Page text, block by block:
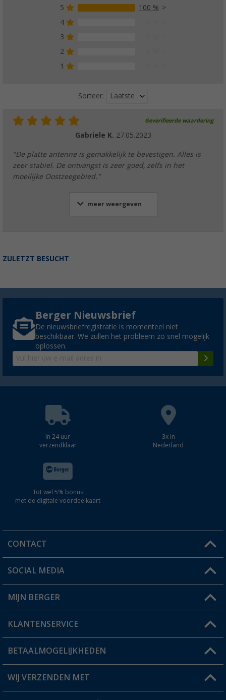
5
100 %
4
3
2
1
Sorteer: Laatste
Geverifieerde waardering
Gabriele K. 27.05.2023
"De platte antenne is gemakkelijk te bevestigen. Alles is
zeer stabiel. De ontvangst is zeer goed, zelfs in het
moeilijke Oostzeegebied."
meer weergeven
ZULETZT BESUCHT
Berger Nieuwsbrief
De nieuwsbriefregistratie is momenteel niet
beschikbaar. We zullen het probleem zo snel mogelijk
oplossen.
In 24 uur
verzendklaar
3x in
Nederland
Tot wel 5% bonus
met de digitale voordeelkaart
CONTACT
Een vraag?
Winkel vinden
SOCIAL MEDIA
MIJN BERGER
Mijn account
Status bestelling
Verlanglijstje
KLANTENSERVICE
FAQ & Contact
Verzendinformatie
BETAALMOGELIJKHEDEN
WIJ VERZENDEN MET